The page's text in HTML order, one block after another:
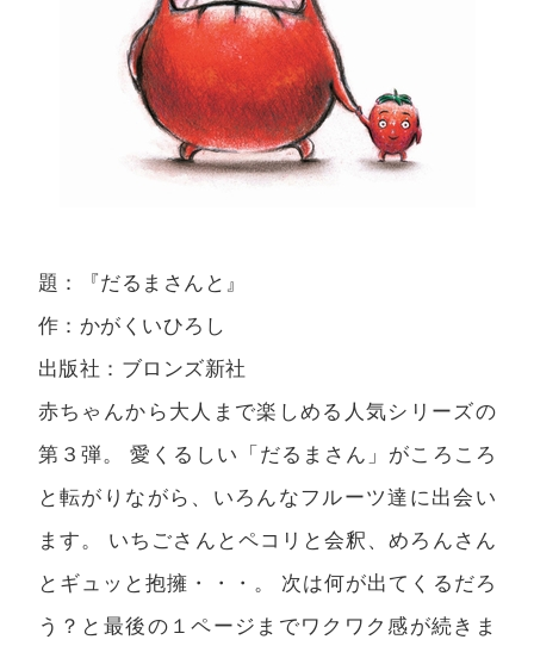
題：『だるまさんと』
作：かがくいひろし
出版社：ブロンズ新社
赤ちゃんから大人まで楽しめる人気シリーズの
第３弾。 愛くるしい「だるまさん」がころころ
と転がりながら、いろんなフルーツ達に出会い
ます。 いちごさんとペコリと会釈、めろんさん
とギュッと抱擁・・・。 次は何が出てくるだろ
う？と最後の１ページまでワクワク感が続きま